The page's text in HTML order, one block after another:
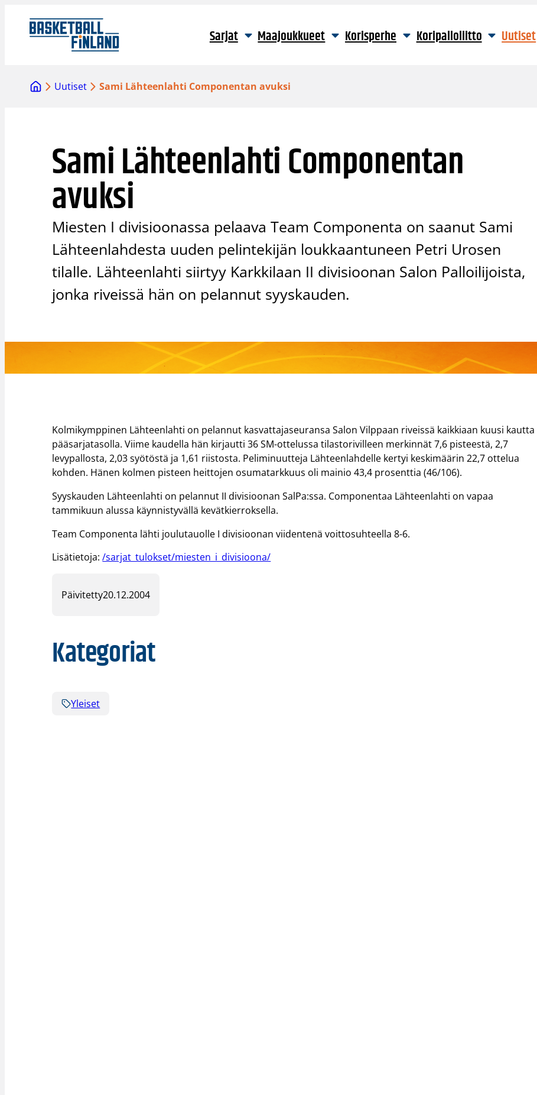
sisältöön
Sarjat Maajoukkueet Korisperhe Koripalloliitto Uutiset
Uutiset Sami Lähteenlahti Componentan avuksi
Sami Lähteenlahti Componentan
avuksi
Miesten I divisioonassa pelaava Team Componenta on saanut Sami
Lähteenlahdesta uuden pelintekijän loukkaantuneen Petri Urosen
tilalle. Lähteenlahti siirtyy Karkkilaan II divisioonan Salon Palloilijoista,
jonka riveissä hän on pelannut syyskauden.
Kolmikymppinen Lähteenlahti on pelannut kasvattajaseuransa Salon Vilppaan riveissä kaikkiaan kuusi kautta
pääsarjatasolla. Viime kaudella hän kirjautti 36 SM-ottelussa tilastorivilleen merkinnät 7,6 pisteestä, 2,7
levypallosta, 2,03 syötöstä ja 1,61 riistosta. Peliminuutteja Lähteenlahdelle kertyi keskimäärin 22,7 ottelua
kohden. Hänen kolmen pisteen heittojen osumatarkkuus oli mainio 43,4 prosenttia (46/106).
Syyskauden Lähteenlahti on pelannut II divisioonan SalPa:ssa. Componentaa Lähteenlahti on vapaa
tammikuun alussa käynnistyvällä kevätkierroksella.
Team Componenta lähti joulutauolle I divisioonan viidentenä voittosuhteella 8-6.
Lisätietoja:/sarjat_tulokset/miesten_i_divisioona/
Päivitetty20.12.2004
Kategoriat
Yleiset